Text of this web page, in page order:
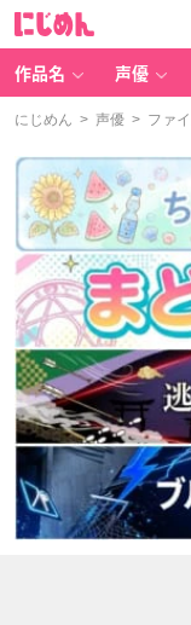
作品名 声優
にじめん > 声優 > ファ